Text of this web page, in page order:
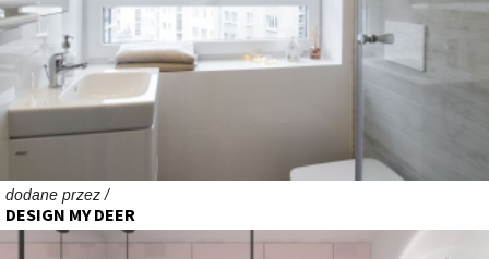
dodane przez /
DESIGN MY DEER